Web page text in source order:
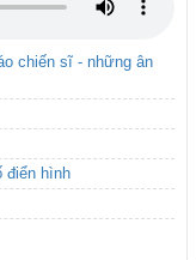
chiến sĩ - những ân
điển hình